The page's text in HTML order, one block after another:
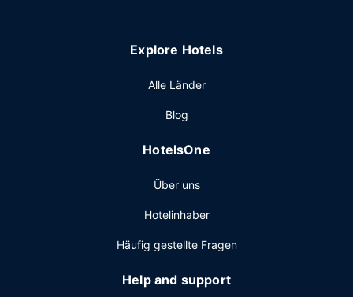
Steakhaus, das eine Bar/Lounge bietet, oder bleib bequem
Zeiten beachten). Gegen Gebühr wird täglich von
Zum Angebot gehören ein Businesscenter, ein
eine Veranstaltung in Niagara Falls planst, ist dieses Hotel
eine gute Wahl, denn zu den 2416 Quadratfuß (224
Quadratmeter) großen Veranstaltungsräumlichkeiten
zählen Konferenzfläche und 8 Tagungsräume. Du kannst
von dem kostenpflichtigen Shuttle zum Busbahnhof
Explore Hotels
Alle Länder
Blog
HotelsOne
Über uns
Hotelinhaber
Häufig gestellte Fragen
Help and support